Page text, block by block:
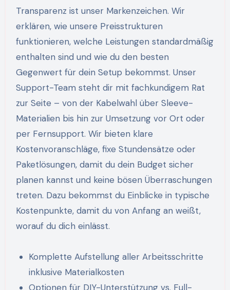
Transparenz ist unser Markenzeichen. Wir
erklären, wie unsere Preisstrukturen
funktionieren, welche Leistungen standardmäßig
enthalten sind und wie du den besten
Gegenwert für dein Setup bekommst. Unser
Support-Team steht dir mit fachkundigem Rat
zur Seite – von der Kabelwahl über Sleeve-
Materialien bis hin zur Umsetzung vor Ort oder
per Fernsupport. Wir bieten klare
Kostenvoranschläge, fixe Stundensätze oder
Paketlösungen, damit du dein Budget sicher
planen kannst und keine bösen Überraschungen
treten. Dazu bekommst du Einblicke in typische
Kostenpunkte, damit du von Anfang an weißt,
worauf du dich einlässt.
Komplette Aufstellung aller Arbeitsschritte
inklusive Materialkosten
Optionen für DIY-Unterstützung vs. Full-